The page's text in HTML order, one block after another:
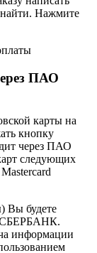
Нажмите
ПАО
карты на
кнопку
через ПАО
следующих
Вы будете
СБЕРБАНК.
информации